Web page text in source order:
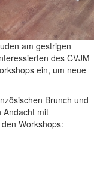
am gestrigen
des CVJM
ein, um neue
Brunch und
Andacht mit
Workshops: